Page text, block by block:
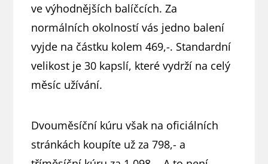
ve výhodnějších balíčcích. Za
normálních okolností vás jedno balení
vyjde na částku kolem 469,-. Standardní
velikost je 30 kapslí, které vydrží na celý
měsíc užívání.
Dvouměsíční kúru však na oficiálních
stránkách koupíte už za 798,- a